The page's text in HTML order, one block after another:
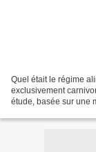
Quel était le régime
exclusivement
étude, basée sur une